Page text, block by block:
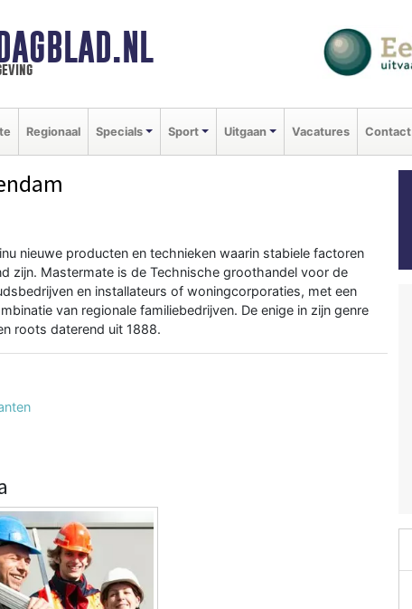
Regionaal Specials Sport Uitgaan Vacatures Contact
nieuwe producten en technieken waarin stabiele factoren
zijn. Mastermate is de Technische groothandel voor de
en installateurs of woningcorporaties, met een
van regionale familiebedrijven. De enige in zijn genre
roots daterend uit 1888.